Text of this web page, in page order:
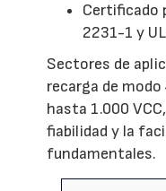
Certificado
2231-1 y
Sectores de
recarga de
hasta 1.000
fiabilidad y la
fundamentales.